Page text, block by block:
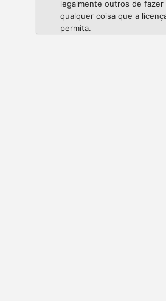
legalmente outros de fazer
qualquer coisa que a
permita.